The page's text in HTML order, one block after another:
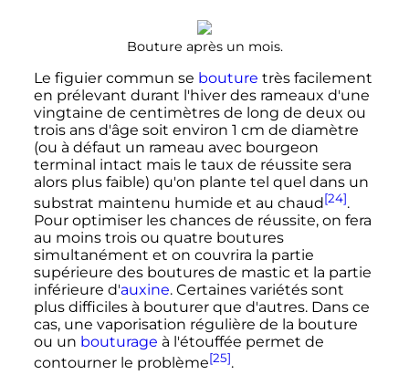
Bouture après un mois.
Le figuier commun se bouture très facilement
en prélevant durant l'hiver des rameaux d'une
vingtaine de centimètres de long de deux ou
trois ans d'âge soit environ 1 cm de diamètre
(ou à défaut un rameau avec bourgeon
terminal intact mais le taux de réussite sera
alors plus faible) qu'on plante tel quel dans un
substrat maintenu humide et au chaud[24].
Pour optimiser les chances de réussite, on fera
au moins trois ou quatre boutures
simultanément et on couvrira la partie
supérieure des boutures de mastic et la partie
inférieure d'auxine. Certaines variétés sont
plus difficiles à bouturer que d'autres. Dans ce
cas, une vaporisation régulière de la bouture
ou un bouturage à l'étouffée permet de
contourner le problème[25].